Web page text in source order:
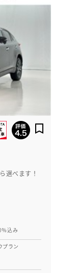
選べます！
込み
ラン